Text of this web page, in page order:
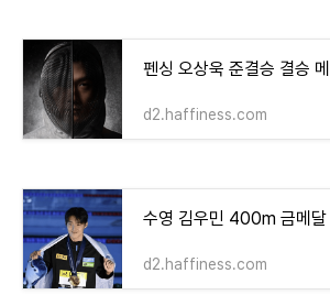
d2.haffiness.com
d2.haffiness.com